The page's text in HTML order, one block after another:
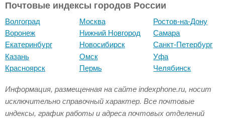
Почтовые индексы городов России
Волгоград
Воронеж
Екатеринбург
Казань
Красноярск
Москва
Нижний Новгород
Новосибирск
Омск
Пермь
Ростов-на-Дону
Самара
Санкт-Петербург
Уфа
Челябинск
Информация, размещенная на сайте indexphone.ru, носит
исключительно справочный характер. Все почтовые
индексы, график работы и адреса почтовых отделений